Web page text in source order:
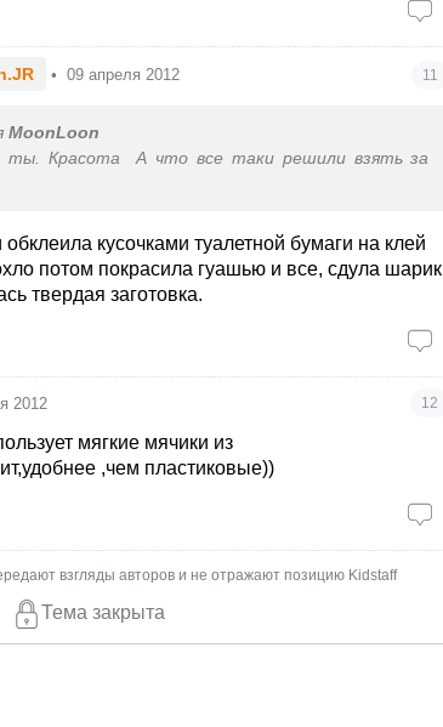
• 09 апреля 2012 11
MoonLoon
ты. Красота
А что все таки решили взять за
кусочками туалетной бумаги на клей
потом покрасила гуашью и все, сдула шарик
твердая заготовка.
2012 12
мягкие мячики из
,чем пластиковые))
взгляды авторов и не отражают позицию Kidstaff
Тема закрыта